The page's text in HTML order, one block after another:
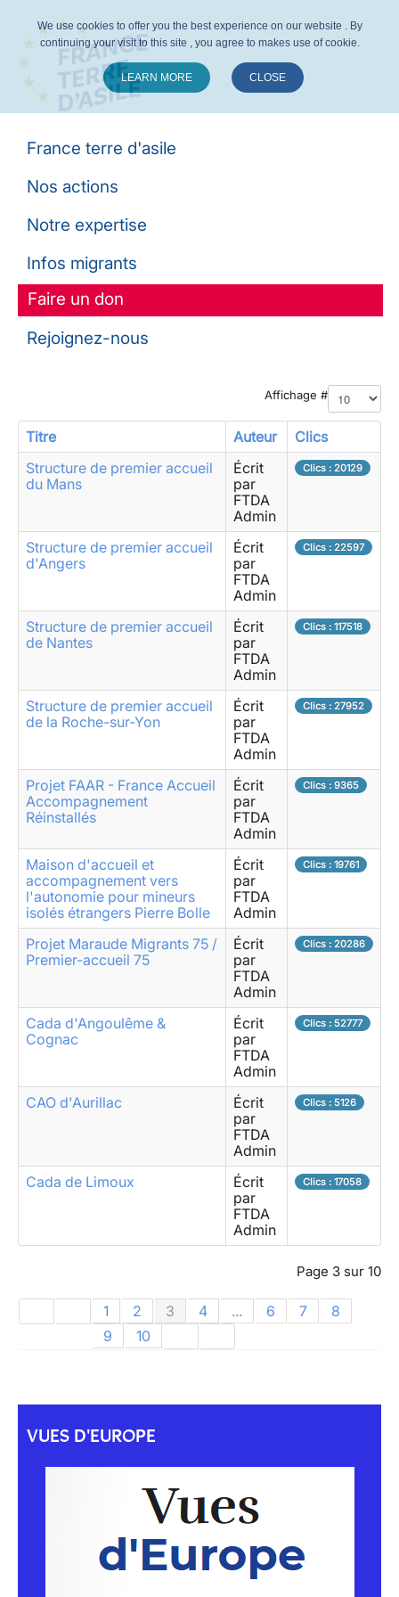
France terre d'asile
Nos actions
Notre expertise
Infos migrants
Faire un don
Rejoignez-nous
Affichage #
Titre Auteur
Clics
Structure de premier accueil
du Mans
Écrit
par
FTDA
Admin
Clics : 20129
Structure de premier accueil
d'Angers
Écrit
par
FTDA
Admin
Clics : 22597
Structure de premier accueil
de Nantes
Écrit
par
FTDA
Admin
Clics : 117518
Structure de premier accueil
de la Roche-sur-Yon
Écrit
par
FTDA
Admin
Clics : 27952
Projet FAAR - France Accueil
Accompagnement
Réinstallés
Écrit
par
FTDA
Admin
Clics : 9365
Maison d'accueil et
accompagnement vers
l'autonomie pour mineurs
isolés étrangers Pierre Bolle
Écrit
par
FTDA
Admin
Clics : 19761
Projet Maraude Migrants 75 /
Premier-accueil 75
Écrit
par
FTDA
Admin
Clics : 20286
Cada d'Angoulême &
Cognac
Écrit
par
FTDA
Admin
Clics : 52777
CAO d'Aurillac
Écrit
par
FTDA
Admin
Clics : 5126
Cada de Limoux
Écrit
par
FTDA
Admin
Clics : 17058
Page 3 sur 10
1 2 3 4 ... 6 7
8
9
10
VUES D'EUROPE
We use cookies to offer you the best experience on our website . By
continuing your visit to this site , you agree to makes use of cookie.
LEARN MORE CLOSE